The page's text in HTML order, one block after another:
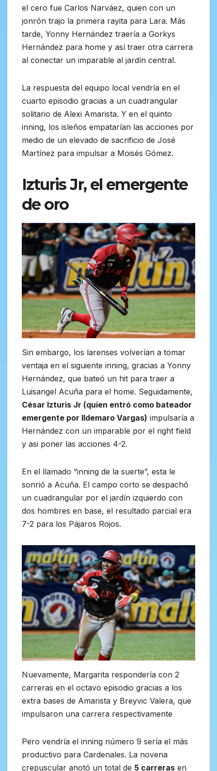
el cero fue Carlos Narváez, quien con un
jonrón trajo la primera rayita para Lara. Más
tarde, Yonny Hernández traería a Gorkys
Hernández para home y así traer otra carrera
al conectar un imparable al jardín central.
La respuesta del equipo local vendría en el
cuarto episodio gracias a un cuadrangular
solitario de Alexi Amarista. Y en el quinto
inning, los isleños empatarían las acciones por
medio de un elevado de sacrificio de José
Martínez para impulsar a Moisés Gómez.
Izturis Jr, el emergente
de oro
Sin embargo, los larenses volverían a tomar
ventaja en el siguiente inning, gracias a Yonny
Hernández, que bateó un hit para traer a
Luisangel Acuña para el home. Seguidamente,
César Izturis Jr (quien entró como bateador
emergente por Ildemaro Vargas) impulsaría a
Hernández con un imparable por el right field
y asi poner las acciones 4-2.
En el llamado “inning de la suerte”, esta le
sonrió a Acuña. El campo corto se despachó
un cuadrangular por el jardín izquierdo con
dos hombres en base, el resultado parcial era
7-2 para los Pájaros Rojos.
Nuevamente, Margarita respondería con 2
carreras en el octavo episodio gracias a los
extra bases de Amarista y Breyvic Valera, que
impulsaron una carrera respectivamente
Pero vendría el inning número 9 sería el más
productivo para Cardenales. La novena
crepuscular anotó un total de 5 carreras en